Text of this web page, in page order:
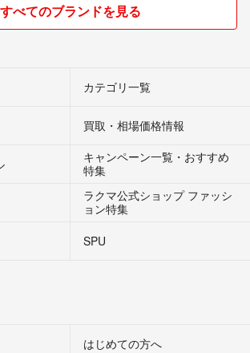
すべてのブランドを見る
カテゴリ一覧
買取・相場価格情報
キャンペーン一覧・おすすめ
特集
ラクマ公式ショップ ファッシ
ョン特集
SPU
はじめての方へ